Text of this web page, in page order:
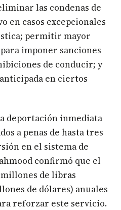
las condenas de
en casos excepcionales
permitir mayor
imponer sanciones
de conducir; y
en ciertos
deportación inmediata
a penas de hasta tres
en el sistema de
confirmó que el
de libras
de dólares) anuales
reforzar este servicio.